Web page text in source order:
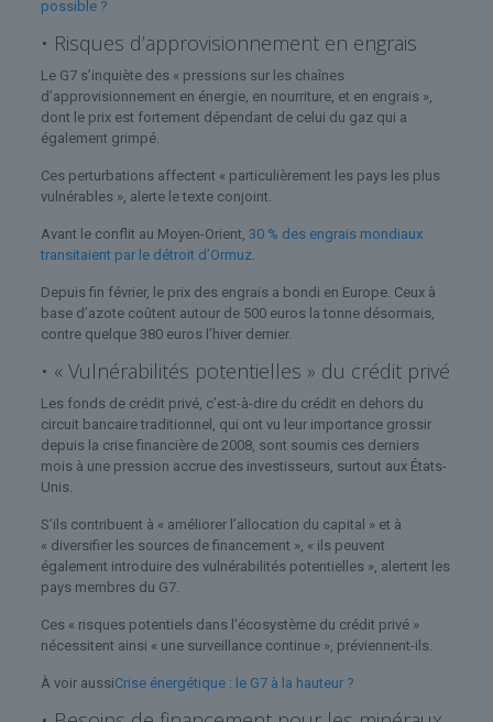
possible ?
• Risques d’approvisionnement en engrais
Le G7 s’inquiète des « pressions sur les chaînes
d’approvisionnement en énergie, en nourriture, et en engrais »,
dont le prix est fortement dépendant de celui du gaz qui a
également grimpé.
Ces perturbations affectent « particulièrement les pays les plus
vulnérables », alerte le texte conjoint.
Avant le conflit au Moyen-Orient, 30 % des engrais mondiaux
transitaient par le détroit d’Ormuz.
Depuis fin février, le prix des engrais a bondi en Europe. Ceux à
base d’azote coûtent autour de 500 euros la tonne désormais,
contre quelque 380 euros l’hiver dernier.
• « Vulnérabilités potentielles » du crédit privé
Les fonds de crédit privé, c’est-à-dire du crédit en dehors du
circuit bancaire traditionnel, qui ont vu leur importance grossir
depuis la crise financière de 2008, sont soumis ces derniers
mois à une pression accrue des investisseurs, surtout aux États-
Unis.
S’ils contribuent à « améliorer l’allocation du capital » et à
« diversifier les sources de financement », « ils peuvent
également introduire des vulnérabilités potentielles », alertent les
pays membres du G7.
Ces « risques potentiels dans l’écosystème du crédit privé »
nécessitent ainsi « une surveillance continue », préviennent-ils.
À voir aussiCrise énergétique : le G7 à la hauteur ?